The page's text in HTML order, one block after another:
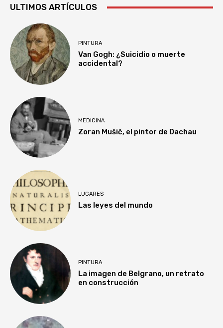
ULTIMOS ARTÍCULOS
PINTURA
Van Gogh: ¿Suicidio o muerte
accidental?
MEDICINA
Zoran Mušič, el pintor de Dachau
LUGARES
Las leyes del mundo
PINTURA
La imagen de Belgrano, un retrato
en construcción